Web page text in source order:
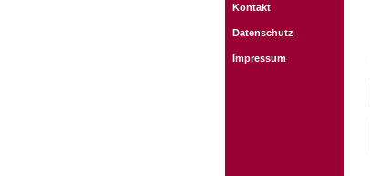
Kontakt
Datenschutz
Impressum